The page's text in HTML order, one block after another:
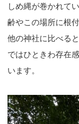
しめ縄が巻かれて
齢やこの場所に根
他の神社に比べる
ではひときわ存在
います。